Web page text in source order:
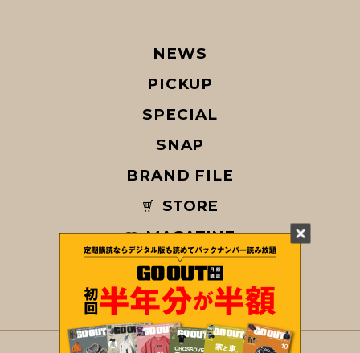
NEWS
PICKUP
SPECIAL
SNAP
BRAND FILE
STORE
MAGAZINE